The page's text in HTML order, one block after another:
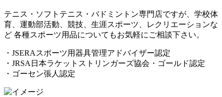
テニス・ソフトテニス・バドミントン専門店ですが、学校体
育、運動部活動、競技、生涯スポーツ、レクリエーションな
ど 各種スポーツ用品についてもお気軽にご相談下さい。
・JSERAスポーツ用器具管理アドバイザー認定
・JRSA日本ラケットストリンガーズ協会・ゴールド認定
・ゴーセン張人認定